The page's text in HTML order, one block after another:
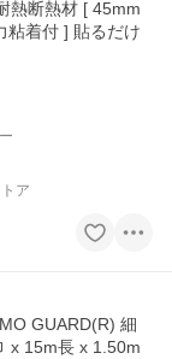
熱断熱材 [ 45mm
粘着付 ] 貼るだけ
ア
GUARD(R) 細
x 15m長 x 1.50m